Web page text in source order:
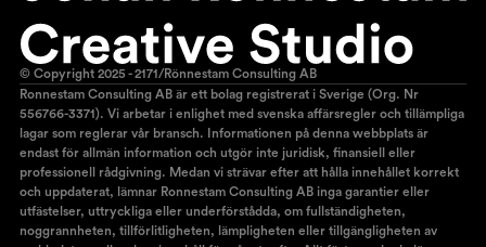
© Copyright 2025 - 2171/Rönnestam Consulting AB
Ronnestam Consulting AB är ett bolag registrerat i Sverige (Org. Nr
556766-3371). Vi arbetar i enlighet med svenska affärsregler och tillämpliga
lagar som reglerar vår bransch. Informationen på denna webbplats är
endast för allmän information och utgör inte juridisk, finansiell eller
professionell rådgivning. Medan vi strävar efter att hålla innehållet korrekt
och uppdaterat, lämnar Ronnestam Consulting AB inga garantier eller
utfästelser, uttryckliga eller underförstådda, om fullständigheten,
noggrannheten, tillförlitligheten, lämpligheten eller tillgängligheten av